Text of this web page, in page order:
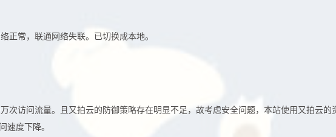
正常，联通网络失联。已切换成本地。
次访问流量。且又拍云的防御策略存在明显不足，故考虑安全问题，本站使用又拍云的
速度下降。